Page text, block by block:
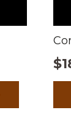
$